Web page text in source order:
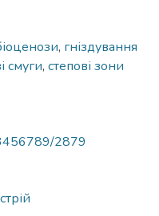
, гніздування
смуги, степові зони
2879